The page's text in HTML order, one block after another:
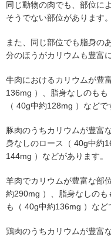
同じ動物の肉でも、部位に
そうでない部位があります。
また、同じ部位でも脂身の
分のほうがカリウムも豊富
牛肉におけるカリウムが豊
136mg ）、脂身なしのも
（ 40g中約128mg ）などで
豚肉のうちカリウムが豊富
身なしのロース（ 40g中約
144mg ）などがあります。
羊肉でカリウムが豊富な部
約290mg ）、脂身なしの
も（ 40g中約136mg ）など
鶏肉のうちカリウムが豊富